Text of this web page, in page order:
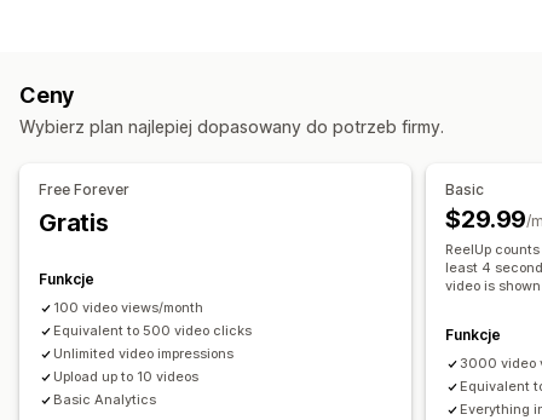
UGC
Udostępnianie w mediach społecznościowych
Wiele kanałów Analizy Powiadomienia
Dostosowanie
Edycja filmów
Film w tle
Widżet filmów
Osadzone filmy
Responsywność na urządzeniach mobilnych
Opcje wyświetlania
Pliki produktowe z produktami dostępnymi do zakupu
Linki w mediach społecznościowych
Analizy
Śledzenie zaangażowania
Ceny
Wybierz plan najlepiej dopasowany do potrzeb firmy.
Free Forever
Gratis
Funkcje
100 video views/month
Equivalent to 500 video clicks
Unlimited video impressions
Upload up to 10 videos
Basic Analytics
Basic
$29.99/
ReelUp
least 4
video is shown
Funkcje
3000 video
Equivalent
Everything